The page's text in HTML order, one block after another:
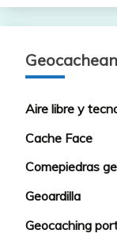
Aire libre y
Cache Face
Comepiedras
Geoardilla
Geocaching